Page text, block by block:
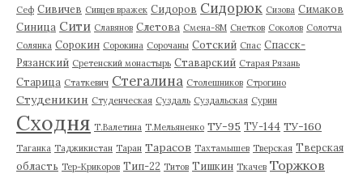
Сеф Сивичев Сивцев вражек Сидоров Сидорюк Сизова Симаков
Синица Сити Славянов Слетова Смена-8М Снетков Соколов Солотча
Солянка Сорокин Сорокина Сорочаны Сотский Спас Спасск-
Рязанский Сретенский монастырь Ставарский Старая Рязань
Старица Статкевич Стегалина Столешников Строгино
Студеникин Студенческая Суздаль Суздальская Сурин
Сходня Т.Валетина Т.Мельяненко ТУ-95 ТУ-144 ТУ-160
Таганка Таджикистан Таран Тарасов Тахтамышев Тверская Тверская
область Тер-Крикоров Тип-22 Титов Тишкин Ткачев Торжков